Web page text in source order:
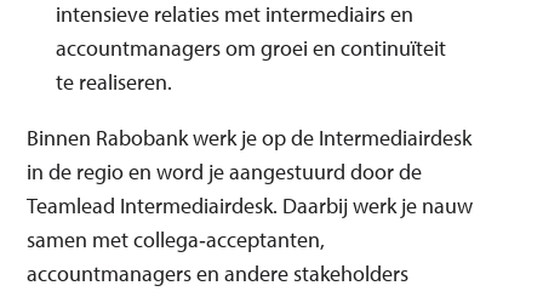
intensieve relaties met intermediairs en
accountmanagers om groei en continuïteit
te realiseren.
Binnen Rabobank werk je op de Intermediairdesk
in de regio en word je aangestuurd door de
Teamlead Intermediairdesk. Daarbij werk je nauw
samen met collega‑acceptanten,
accountmanagers en andere stakeholders